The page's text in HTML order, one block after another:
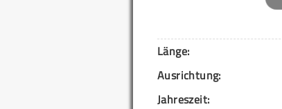
Länge:
Ausrichtung:
Jahreszeit: